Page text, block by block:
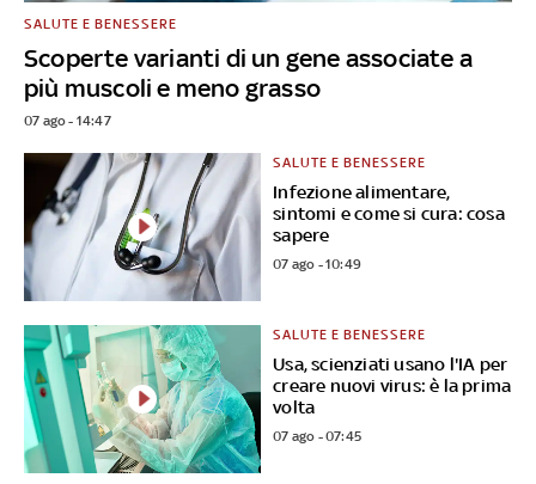
Scoperte varianti di un gene associate a
più muscoli e meno grasso
SALUTE E BENESSERE
07 ago - 14:47
Infezione alimentare,
sintomi e come si cura: cosa
sapere
SALUTE E BENESSERE
07 ago - 10:49
Usa, scienziati usano l'IA per
creare nuovi virus: è la prima
volta
SALUTE E BENESSERE
07 ago - 07:45